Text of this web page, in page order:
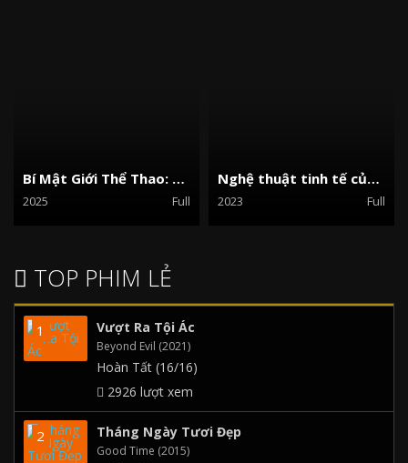
Bí Mật Giới Thể Thao: Tranh Chấp Bằng Súng
2025 Full
Nghệ thuật tinh tế của việc đếch quan tâm
2023 Full
TOP PHIM LẺ
Vượt Ra Tội Ác
Beyond Evil (2021)
Hoàn Tất (16/16)
2926 lượt xem
Tháng Ngày Tươi Đẹp
Good Time (2015)